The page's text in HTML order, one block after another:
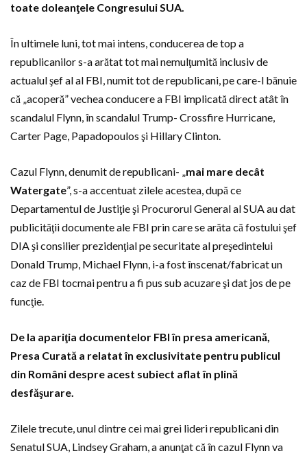
toate doleanţele Congresului SUA.
În ultimele luni, tot mai intens, conducerea de top a
republicanilor s-a arătat tot mai nemulţumită inclusiv de
actualul şef al al FBI, numit tot de republicani, pe care-l bănuie
că „acoperă” vechea conducere a FBI implicată direct atât în
scandalul Flynn, în scandalul Trump- Crossfire Hurricane,
Carter Page, Papadopoulos şi Hillary Clinton.
Cazul Flynn, denumit de republicani- „mai mare decât
Watergate”, s-a accentuat zilele acestea, după ce
Departamentul de Justiţie şi Procurorul General al SUA au dat
publicităţii documente ale FBI prin care se arăta că fostului şef
DIA şi consilier prezidenţial pe securitate al preşedintelui
Donald Trump, Michael Flynn, i-a fost înscenat/fabricat un
caz de FBI tocmai pentru a fi pus sub acuzare şi dat jos de pe
funcţie.
De la apariţia documentelor FBI în presa americană,
Presa Curată a relatat în exclusivitate pentru publicul
din Români despre acest subiect aflat în plină
desfăşurare.
Zilele trecute, unul dintre cei mai grei lideri republicani din
Senatul SUA, Lindsey Graham, a anunţat că în cazul Flynn va